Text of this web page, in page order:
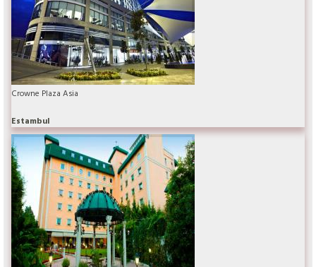
Crowne Plaza Asia
Estambul